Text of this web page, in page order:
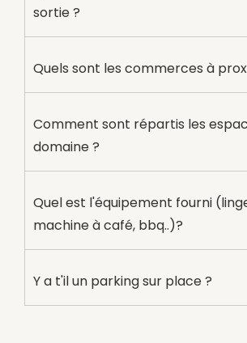
sortie ?
Quels sont les commerces à
Comment sont répartis les
domaine ?
Quel est l'équipement fourni
machine à café, bbq..)?
Y a t'il un parking sur place ?